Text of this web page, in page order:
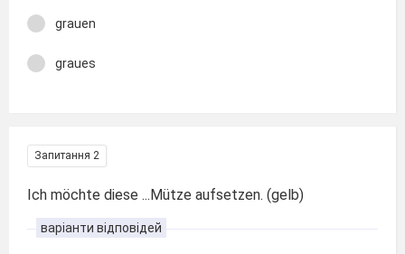
grauen
graues
Запитання 2
Ich möchte diese ...Mütze aufsetzen. (gelb)
варіанти відповідей